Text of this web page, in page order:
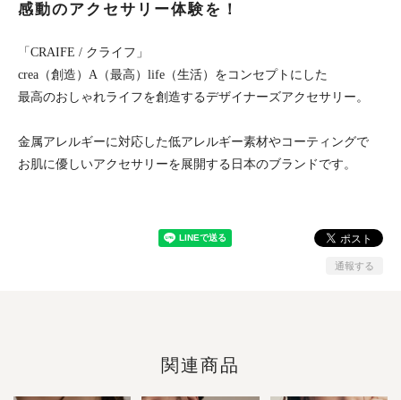
感動のアクセサリー体験を！
「CRAIFE / クライフ」
crea（創造）A（最高）life（生活）をコンセプトにした
最高のおしゃれライフを創造するデザイナーズアクセサリー。
金属アレルギーに対応した低アレルギー素材やコーティングで
お肌に優しいアクセサリーを展開する日本のブランドです。
通報する
関連商品